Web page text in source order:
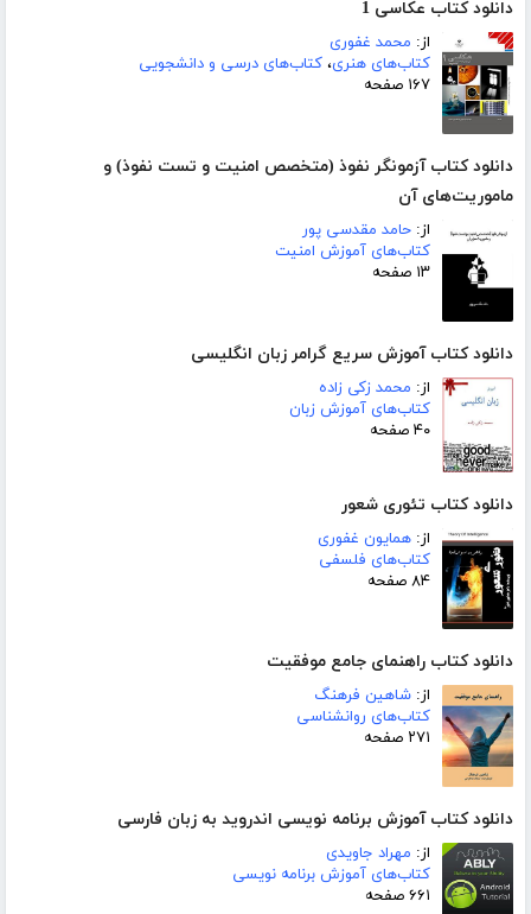
دانلود کتاب عکاسی 1
از: محمد غفوری
کتاب‌های هنری، کتاب‌های درسی و دانشجویی
۱۶۷ صفحه
دانلود کتاب آزمونگر نفوذ (متخصص امنیت و تست نفوذ) و
ماموریت‌های آن
از: حامد مقدسی پور
کتاب‌های آموزش امنیت
۱۳ صفحه
دانلود کتاب آموزش سریع گرامر زبان انگلیسی
از: محمد زکی زاده
کتاب‌های آموزش زبان
۴۰ صفحه
دانلود کتاب تئوری شعور
از: همایون غفوری
کتاب‌های فلسفی
۸۴ صفحه
دانلود کتاب راهنمای جامع موفقیت
از: شاهین فرهنگ
کتاب‌های روانشناسی
۲۷۱ صفحه
دانلود کتاب آموزش برنامه نویسی اندروید به زبان فارسی
از: مهراد جاویدی
کتاب‌های آموزش برنامه نویسی
۶۶۱ صفحه